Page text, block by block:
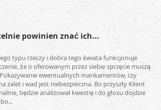
powinien znać ich...
typu rzeczy i dobra tego świata funkcjonuje
że o oferowanym przez siebie sprzęcie muszą
ewentualnych mankamentów, czy
zalet i wad jest niebezpieczna. Bo przyszły Klient
będzie analizował kwestię i do głosu dojdzie